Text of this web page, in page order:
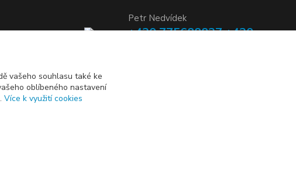
Petr Nedvídek
+420 775688827 +420
info@elogos.cz
vašeho souhlasu také ke
oblíbeného nastavení
Více k využití cookies